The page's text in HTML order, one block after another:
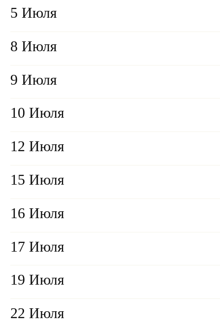
5 Июля
8 Июля
9 Июля
10 Июля
12 Июля
15 Июля
16 Июля
17 Июля
19 Июля
22 Июля